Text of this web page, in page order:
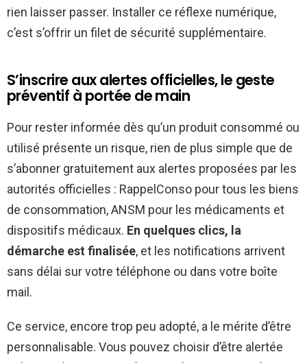
rien laisser passer. Installer ce réflexe numérique,
c’est s’offrir un filet de sécurité supplémentaire.
S’inscrire aux alertes officielles, le geste
préventif à portée de main
Pour rester informée dès qu’un produit consommé ou
utilisé présente un risque, rien de plus simple que de
s’abonner gratuitement aux alertes proposées par les
autorités officielles : RappelConso pour tous les biens
de consommation, ANSM pour les médicaments et
dispositifs médicaux. En quelques clics, la
démarche est finalisée, et les notifications arrivent
sans délai sur votre téléphone ou dans votre boîte
mail.
Ce service, encore trop peu adopté, a le mérite d’être
personnalisable. Vous pouvez choisir d’être alertée